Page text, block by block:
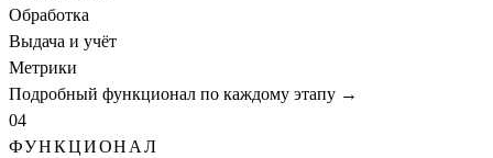
Обработка
Выдача и учёт
Метрики
Подробный функционал по каждому этапу →
04
ФУНКЦИОНАЛ